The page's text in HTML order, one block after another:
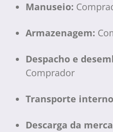
Manuseio:
Armazenagem:
Despacho e
Comprador
Transporte
Descarga da